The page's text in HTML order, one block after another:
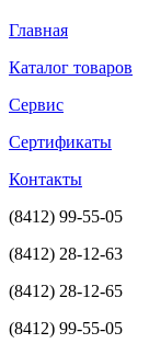
Главная
Каталог товаров
Сервис
Сертификаты
Контакты
(8412) 99-55-05
(8412) 28-12-63
(8412) 28-12-65
(8412) 99-55-05